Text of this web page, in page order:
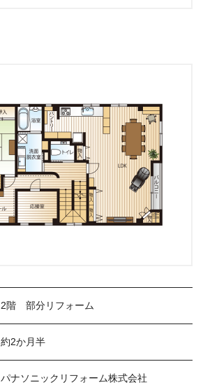
2階 部分リフォーム
約2か月半
パナソニックリフォーム株式会社